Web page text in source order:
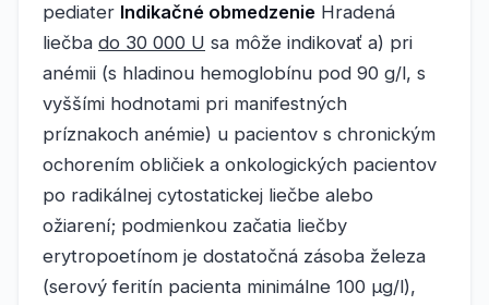
pediater Indikačné obmedzenie Hradená
liečba do 30 000 U sa môže indikovať a) pri
anémii (s hladinou hemoglobínu pod 90 g/l, s
vyššími hodnotami pri manifestných
príznakoch anémie) u pacientov s chronickým
ochorením obličiek a onkologických pacientov
po radikálnej cytostatickej liečbe alebo
ožiarení; podmienkou začatia liečby
erytropoetínom je dostatočná zásoba železa
(serový feritín pacienta minimálne 100 μg/l),